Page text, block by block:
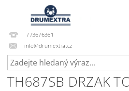
773676361
info@drumextra.cz
TH687SB DRZAK